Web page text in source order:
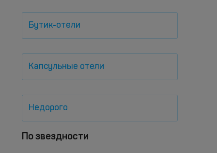
Бутик-отели
Капсульные отели
Недорого
По звездности